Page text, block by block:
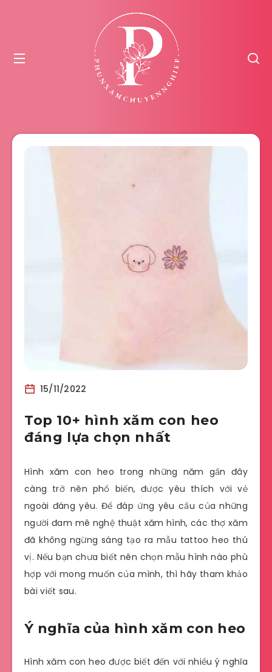
15/11/2022
Top 10+ hình xăm con heo
đáng lựa chọn nhất
Hình xăm con heo trong những năm gần đây
càng trở nên phổ biến, được yêu thích với vẻ
ngoài đáng yêu. Để đáp ứng yêu cầu của những
người đam mê nghệ thuật xăm hình, các thợ xăm
đã không ngừng sáng tạo ra mẫu tattoo heo thú
vị. Nếu bạn chưa biết nên chọn mẫu hình nào phù
hợp với mong muốn của mình, thì hãy tham khảo
bài viết sau.
Ý nghĩa của hình xăm con heo
Hình xăm con heo được biết đến với nhiều ý nghĩa